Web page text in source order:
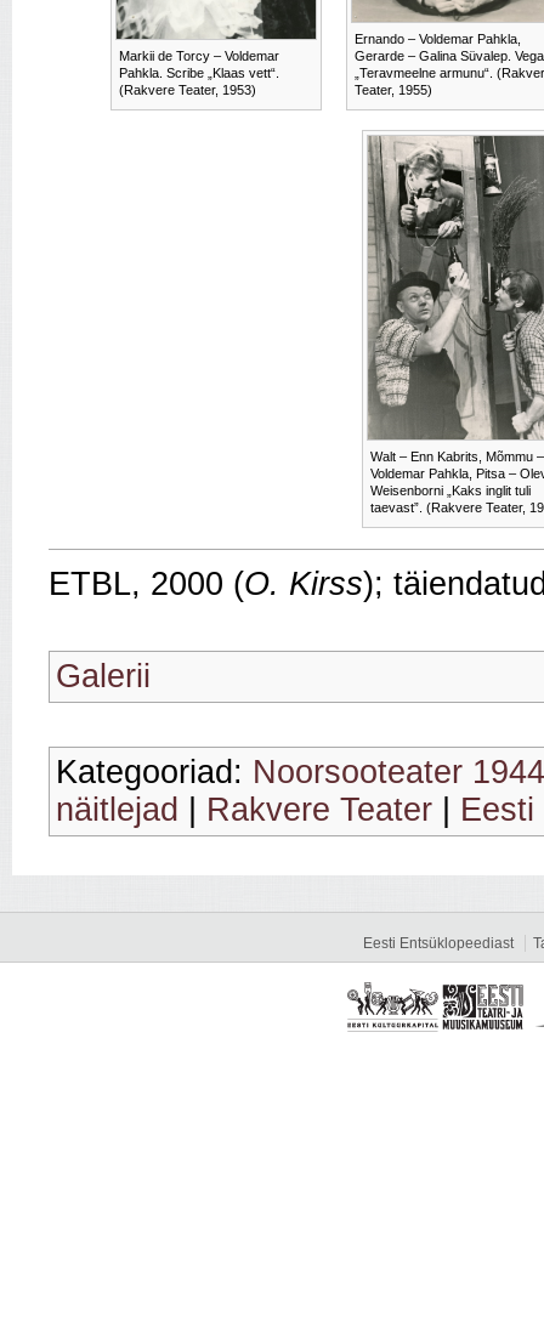
Markii de Torcy – Voldemar
Pahkla. Scribe „Klaas vett“.
(Rakvere Teater, 1953)
Ernando – Voldemar Pahkla,
Gerarde – Galina Süvalep. Vega
„Teravmeelne armunu“.
Teater, 1955)
Walt – Enn Kabrits, Mõmmu –
Voldemar Pahkla, Pitsa –
Weisenborni „Kaks inglit tuli
taevast”. (Rakvere Teater,
ETBL, 2000 (O. Kirss);
Galerii
Kategooriad: Noorsooteater
näitlejad
Rakvere Teater
Eesti Entsüklopeediast